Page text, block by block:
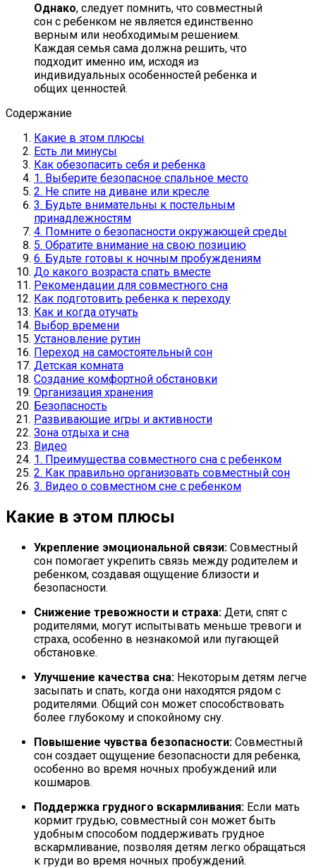
Однако, следует помнить, что совместный
сон с ребенком не является единственно
верным или необходимым решением.
Каждая семья сама должна решить, что
подходит именно им, исходя из
индивидуальных особенностей ребенка и
общих ценностей.
Содержание
Какие в этом плюсы
Есть ли минусы
Как обезопасить себя и ребенка
1. Выберите безопасное спальное место
2. Не спите на диване или кресле
3. Будьте внимательны к постельным
принадлежностям
4. Помните о безопасности окружающей среды
5. Обратите внимание на свою позицию
6. Будьте готовы к ночным пробуждениям
До какого возраста спать вместе
Рекомендации для совместного сна
Как подготовить ребенка к переходу
Как и когда отучать
Выбор времени
Установление рутин
Переход на самостоятельный сон
Детская комната
Создание комфортной обстановки
Организация хранения
Безопасность
Развивающие игры и активности
Зона отдыха и сна
Видео
1. Преимущества совместного сна с ребенком
2. Как правильно организовать совместный сон
3. Видео о совместном сне с ребенком
Какие в этом плюсы
Укрепление эмоциональной связи: Совместный
сон помогает укрепить связь между родителем и
ребенком, создавая ощущение близости и
безопасности.
Снижение тревожности и страха: Дети, спят с
родителями, могут испытывать меньше тревоги и
страха, особенно в незнакомой или пугающей
обстановке.
Улучшение качества сна: Некоторым детям легче
засыпать и спать, когда они находятся рядом с
родителями. Общий сон может способствовать
более глубокому и спокойному сну.
Повышение чувства безопасности: Совместный
сон создает ощущение безопасности для ребенка,
особенно во время ночных пробуждений или
кошмаров.
Поддержка грудного вскармливания: Если мать
кормит грудью, совместный сон может быть
удобным способом поддерживать грудное
вскармливание, позволяя детям легко обращаться
к груди во время ночных пробуждений.